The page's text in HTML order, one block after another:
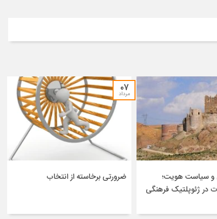
و سیاست هویت؛
در ژئوپلتیک فرهنگی
۰۷
مرداد
ضرورتی برخاسته از انتخاب